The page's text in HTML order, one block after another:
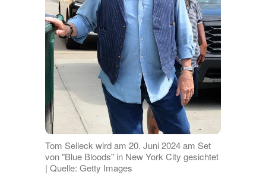
Tom Selleck wird am 20. Juni 2024 am Set
von "Blue Bloods" in New York City gesichtet
| Quelle: Getty Images